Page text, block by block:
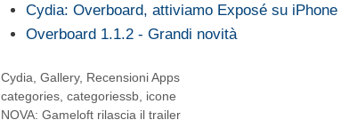
Cydia: Overboard, attiviamo Exposé su iPhone
Overboard 1.1.2 - Grandi novità
Categorie
Cydia ,Gallery, Recensioni Apps
Tag
categories ,categoriessb icone
NOVA: Gameloft rilascia il trailer